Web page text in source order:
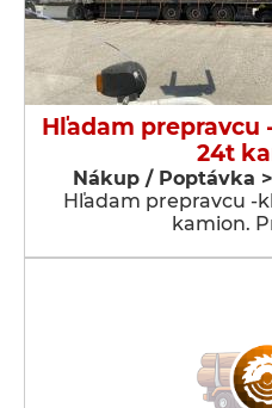
Hľadam prepravcu
24t
Nákup / Poptávka
Hľadam prepravcu -
kamion.